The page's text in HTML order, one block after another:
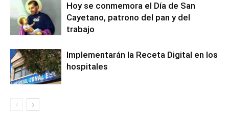
Hoy se conmemora el Día de San
Cayetano, patrono del pan y del
trabajo
Implementarán la Receta Digital en los
hospitales